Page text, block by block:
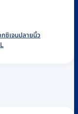
ซิเจนปลายนิ้ว